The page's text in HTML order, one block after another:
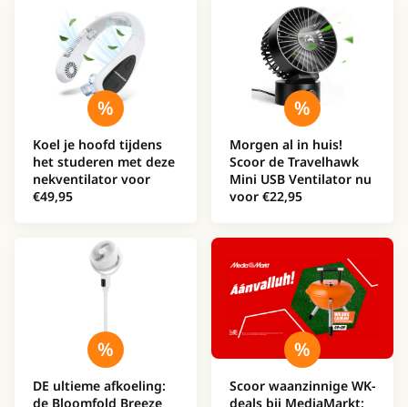
Koel je hoofd tijdens
het studeren met deze
nekventilator voor
€49,95
Morgen al in huis!
Scoor de Travelhawk
Mini USB Ventilator nu
voor €22,95
DE ultieme afkoeling:
de Bloomfold Breeze
Scoor waanzinnige WK-
deals bij MediaMarkt: